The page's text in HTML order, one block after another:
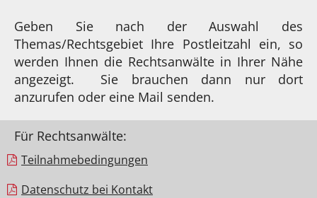
Geben Sie nach der Auswahl des
Themas/Rechtsgebiet Ihre Postleitzahl ein, so
werden Ihnen die Rechtsanwälte in Ihrer Nähe
angezeigt. Sie brauchen dann nur dort
anzurufen oder eine Mail senden.
Für Rechtsanwälte:
Teilnahme­bedingungen
Datenschutz bei Kontakt